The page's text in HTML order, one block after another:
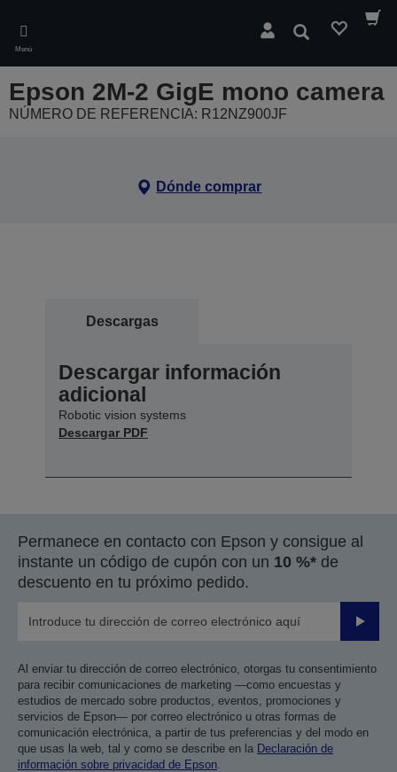
main
content
Menú
Buscar
Epson 2M-2 GigE mono camera
NÚMERO DE REFERENCIA: R12NZ900JF
Dónde comprar
Descargas
Descargar información
adicional
Robotic vision systems
Descargar PDF
Permanece en contacto con Epson y consigue al
instante un código de cupón con un 10 %* de
descuento en tu próximo pedido.
Enviar
Al enviar tu dirección de correo electrónico, otorgas tu consentimiento
para recibir comunicaciones de marketing —como encuestas y
estudios de mercado sobre productos, eventos, promociones y
servicios de Epson— por correo electrónico u otras formas de
comunicación electrónica, a partir de tus preferencias y del modo en
que usas la web, tal y como se describe en la Declaración de
información sobre privacidad de Epson